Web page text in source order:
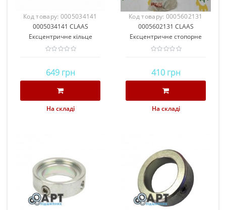
Код товару: 0005034141
CLAAS
0005034141 CLAAS
Ексцентричне кільце
стопорне
649 грн
На складі
Код товару: 0005602131
CLAAS
0005602131 CLAAS
Ексцентричне стопорне
кільце
410 грн
На складі